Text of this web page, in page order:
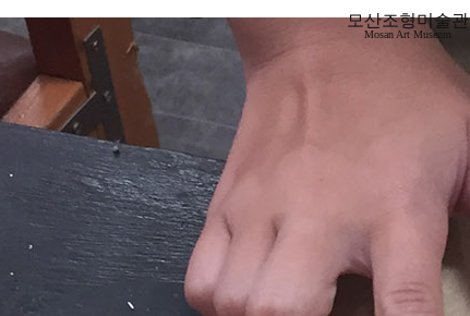
모산조형미술관
Mosan Art Museum